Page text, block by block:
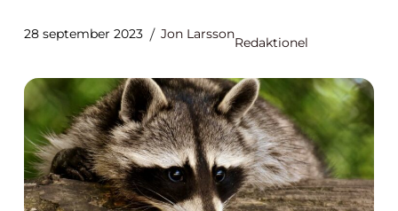
28 september 2023 Jon Larsson
Redaktionel